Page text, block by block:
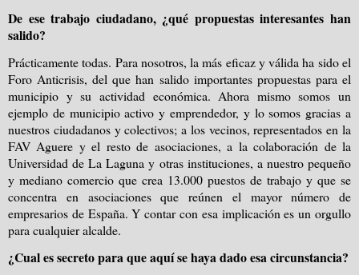
De ese trabajo ciudadano, ¿qué propuestas interesantes han
salido?
Prácticamente todas. Para nosotros, la más eficaz y válida ha sido el
Foro Anticrisis, del que han salido importantes propuestas para el
municipio y su actividad económica. Ahora mismo somos un
ejemplo de municipio activo y emprendedor, y lo somos gracias a
nuestros ciudadanos y colectivos; a los vecinos, representados en la
FAV Aguere y el resto de asociaciones, a la colaboración de la
Universidad de La Laguna y otras instituciones, a nuestro pequeño
y mediano comercio que crea 13.000 puestos de trabajo y que se
concentra en asociaciones que reúnen el mayor número de
empresarios de España. Y contar con esa implicación es un orgullo
para cualquier alcalde.
¿Cual es secreto para que aquí se haya dado esa circunstancia?